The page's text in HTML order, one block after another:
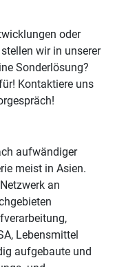
oder
wir in unserer
Sonderlösung?
Kontaktiere uns
aufwändiger
meist in Asien.
an
Lebensmittel
aufgebaute und